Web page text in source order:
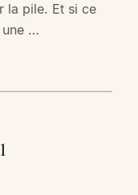
la pile. Et si ce
une …